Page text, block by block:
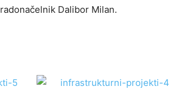
Dalibor Milan.